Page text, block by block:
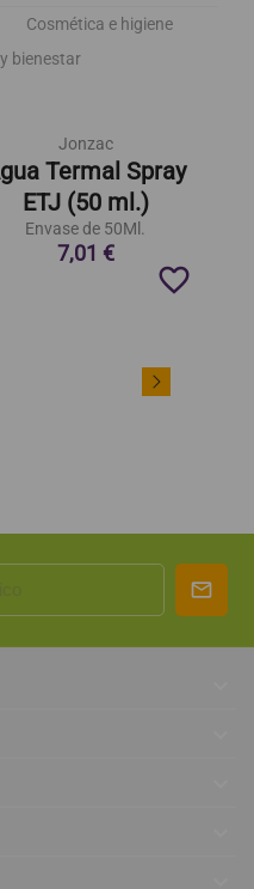
Cosmética e higiene
bienestar
Jonzac
Termal Spray
ETJ (50 ml.)
Envase de 50Ml.
7,01 €
favorite_border